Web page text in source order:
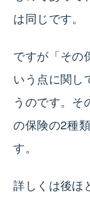
は同じです。
ですが「その
いう点に関し
うのです。そ
の保険の2種
す。
詳しくは後ほ